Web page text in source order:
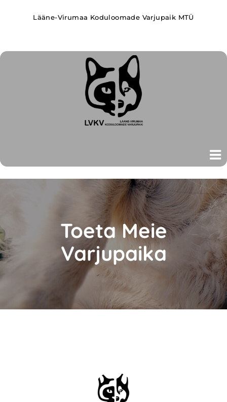
Lääne-Virumaa Koduloomade Varjupaik MTÜ
Toeta Meie
Varjupaika